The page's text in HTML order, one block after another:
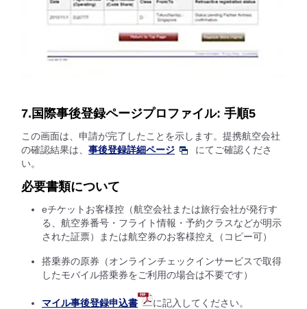
7.国際事後登録ページプロファイル: 手順5
この画面は、申請が完了したことを示します。提携航空会社
の確認結果は、 事後登録詳細ページ
にてご確認くださ
い。
必要書類について
eチケットお客様控（航空会社または旅行会社が発行す
る、航空券番号・フライト情報・予約クラスなどが明示
された証票）または航空券のお客様控え（コピー可）
搭乗券の原券（オンラインチェックインサービスで取得
したモバイル搭乗券をご利用の場合は不要です）
マイル事後登録申込書
に記入してください。